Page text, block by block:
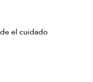
el cuidado